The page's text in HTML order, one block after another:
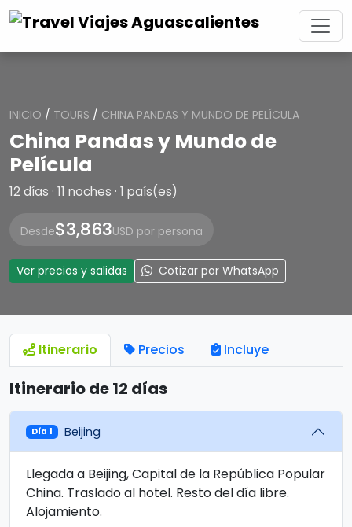
INICIO / TOURS / CHINA PANDAS Y MUNDO DE PELÍCULA
China Pandas y Mundo de
Película
12 días · 11 noches · 1 país(es)
Desde$3,863USD por persona
Ver precios y salidas Cotizar por WhatsApp
Itinerario Precios Incluye
Itinerario de 12 días
Día 1 Beijing
Llegada a Beijing, Capital de la República Popular
China. Traslado al hotel. Resto del día libre.
Alojamiento.